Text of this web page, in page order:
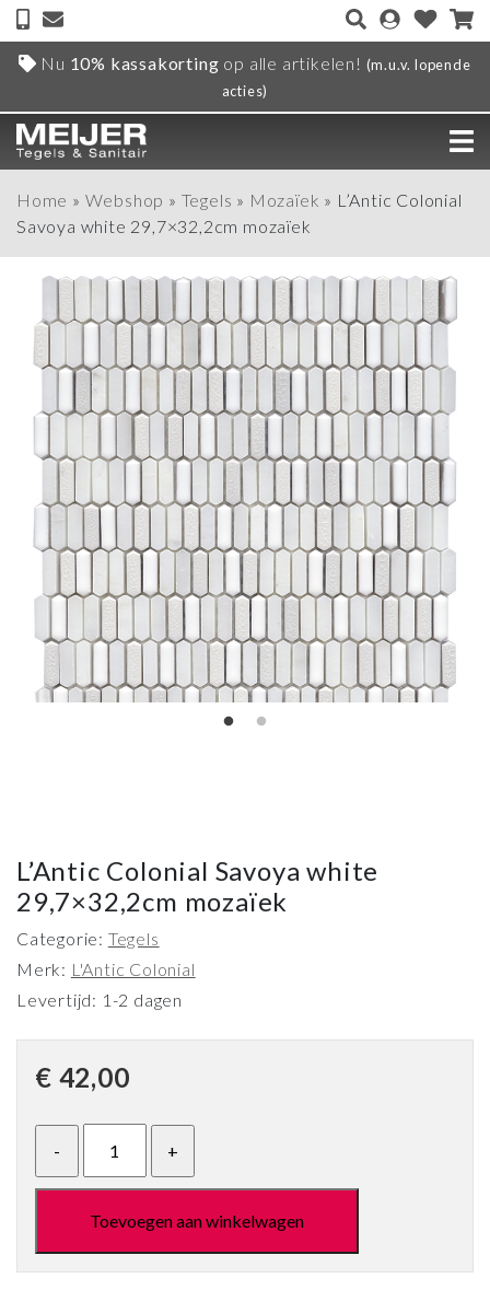
Nu 10% kassakorting op alle artikelen! (m.u.v. lopende
acties)
Home » Webshop » Tegels » Mozaïek » L’Antic Colonial
Savoya white 29,7×32,2cm mozaïek
L’Antic Colonial Savoya white
29,7×32,2cm mozaïek
Categorie: Tegels
Merk: L'Antic Colonial
Levertijd: 1-2 dagen
€ 42,00
Toevoegen aan winkelwagen